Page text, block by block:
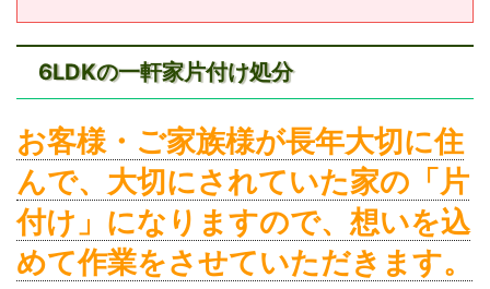
6LDKの一軒家片付け処分
お客様・ご家族様が長年大切に住
んで、大切にされていた家の「片
付け」になりますので、想いを込
めて作業をさせていただきます。